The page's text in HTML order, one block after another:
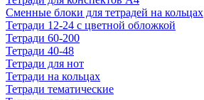
Сменные блоки для тетрадей на кольцах
Тетради 12-24 с цветной обложкой
Тетради 60-200
Тетради 40-48
Тетради для нот
Тетради на кольцах
Тетради тематические